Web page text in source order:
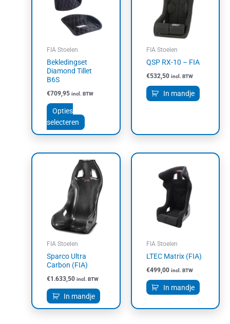
FIA Stoelen
Bekledingset
Diamond Tillet
B6S
€709,95 incl. BTW
Opties
selecteren
Deze
optie
worden
FIA Stoelen
QSP RX-10 – FIA
€532,50 incl. BTW
In mandje
FIA Stoelen
Sparco Ultra
Carbon (FIA)
€1.633,50 incl. BTW
In mandje
FIA Stoelen
LTEC Matrix (FIA)
€499,00 incl. BTW
In mandje